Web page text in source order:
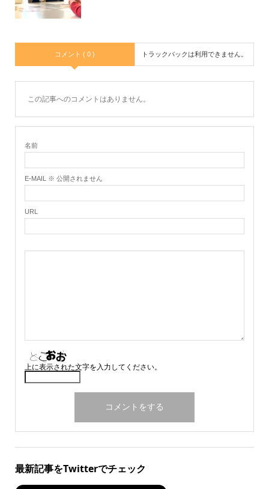
コメント ( 0 ) トラックバックは利用できません。
この記事へのコメントはありません。
名前
E-MAIL ※ 公開されません
URL
上に表示された文字を入力してください。
最新記事をTwitterでチェック